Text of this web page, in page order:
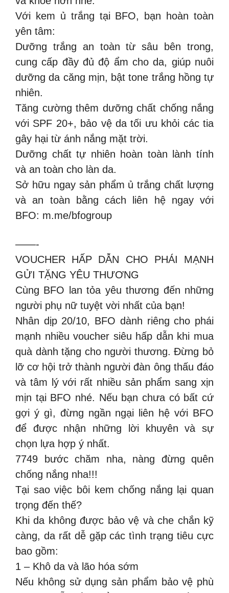
Với kem ủ trắng tại BFO, bạn hoàn toàn
yên tâm:
Dưỡng trắng an toàn từ sâu bên trong,
cung cấp đầy đủ độ ẩm cho da, giúp nuôi
dưỡng da căng mịn, bật tone trắng hồng tự
nhiên.
Tăng cường thêm dưỡng chất chống nắng
với SPF 20+, bảo vệ da tối ưu khỏi các tia
gây hại từ ánh nắng mặt trời.
Dưỡng chất tự nhiên hoàn toàn lành tính
và an toàn cho làn da.
Sở hữu ngay sản phẩm ủ trắng chất lượng
và an toàn bằng cách liên hệ ngay với
BFO: m.me/bfogroup
——-
VOUCHER HẤP DẪN CHO PHÁI MẠNH
GỬI TẶNG YÊU THƯƠNG
Cùng BFO lan tỏa yêu thương đến những
người phụ nữ tuyệt vời nhất của bạn!
Nhân dịp 20/10, BFO dành riêng cho phái
mạnh nhiều voucher siêu hấp dẫn khi mua
quà dành tặng cho người thương. Đừng bỏ
lỡ cơ hội trở thành người đàn ông thấu đáo
và tâm lý với rất nhiều sản phẩm sang xịn
mịn tại BFO nhé. Nếu bạn chưa có bất cứ
gợi ý gì, đừng ngần ngại liên hệ với BFO
để được nhận những lời khuyên và sự
chọn lựa hợp ý nhất.
7749 bước chăm nha, nàng đừng quên
chống nắng nha!!!
Tại sao việc bôi kem chống nắng lại quan
trọng đến thế?
Khi da không được bảo vệ và che chắn kỹ
càng, da rất dễ gặp các tình trạng tiêu cực
bao gồm:
1 – Khô da và lão hóa sớm
Nếu không sử dụng sản phẩm bảo vệ phù